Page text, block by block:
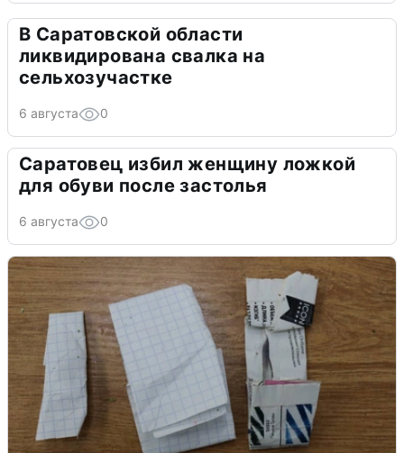
В Саратовской области
ликвидирована свалка на
сельхозучастке
6 августа 0
Саратовец избил женщину ложкой
для обуви после застолья
6 августа 0